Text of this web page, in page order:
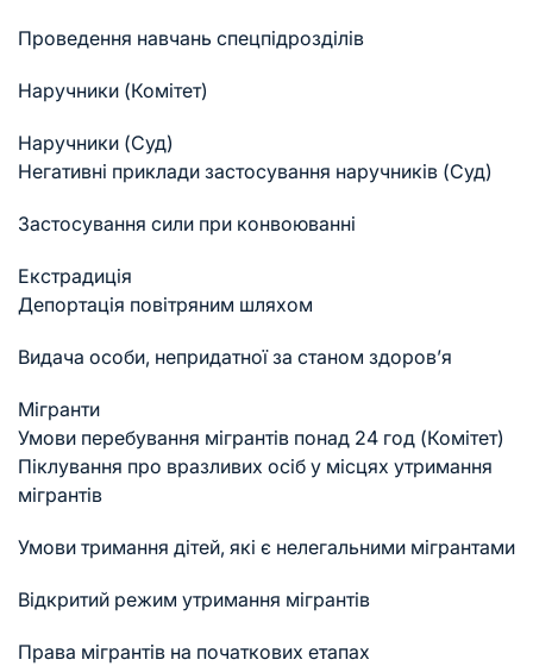
Проведення навчань спецпідрозділів
Наручники (Комітет)
Наручники (Суд)
Негативні приклади застосування наручників (Суд)
Застосування сили при конвоюванні
Екстрадиція
Депортація повітряним шляхом
Видача особи, непридатної за станом здоров’я
Мігранти
Умови перебування мігрантів понад 24 год (Комітет)
Піклування про вразливих осіб у місцях утримання
мігрантів
Умови тримання дітей, які є нелегальними мігрантами
Відкритий режим утримання мігрантів
Права мігрантів на початкових етапах